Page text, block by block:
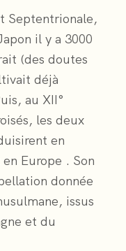
Septentrionale,
il y a 3000
(des doutes
déjà
au XII°
les deux
en
Europe . Son
donnée
issus
et du